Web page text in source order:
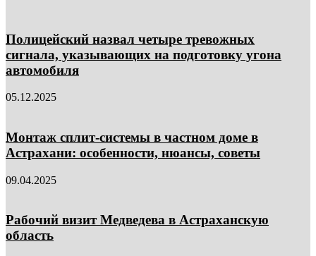
Полицейский назвал четыре тревожных
сигнала, указывающих на подготовку угона
автомобиля
05.12.2025
Монтаж сплит-системы в частном доме в
Астрахани: особенности, нюансы, советы
09.04.2025
Рабочий визит Медведева в Астраханскую
область